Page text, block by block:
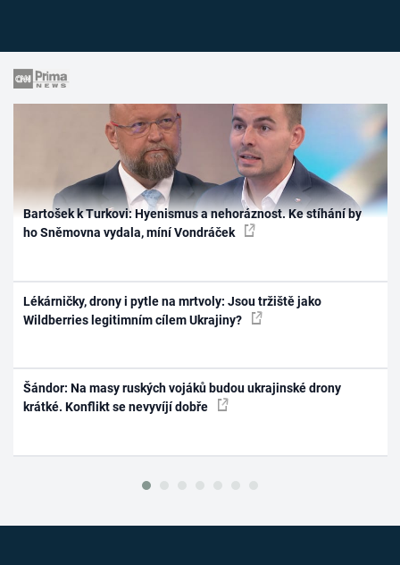
Bartošek k Turkovi: Hyenismus a nehoráznost. Ke stíhání by
ho Sněmovna vydala, míní Vondráček
Lékárničky, drony i pytle na mrtvoly: Jsou tržiště jako
Wildberries legitimním cílem Ukrajiny?
Šándor: Na masy ruských vojáků budou ukrajinské drony
krátké. Konflikt se nevyvíjí dobře